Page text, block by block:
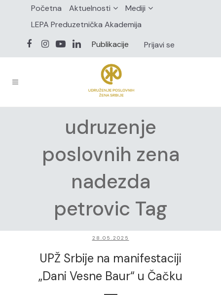
Početna Aktuelnosti
Mediji
LEPA Preduzetnička Akademija
Publikacije
Prijavi se
udruzenje
poslovnih zena
nadezda
petrovic Tag
28.05.2025
UPŽ Srbije na manifestaciji
„Dani Vesne Baur“ u Čačku